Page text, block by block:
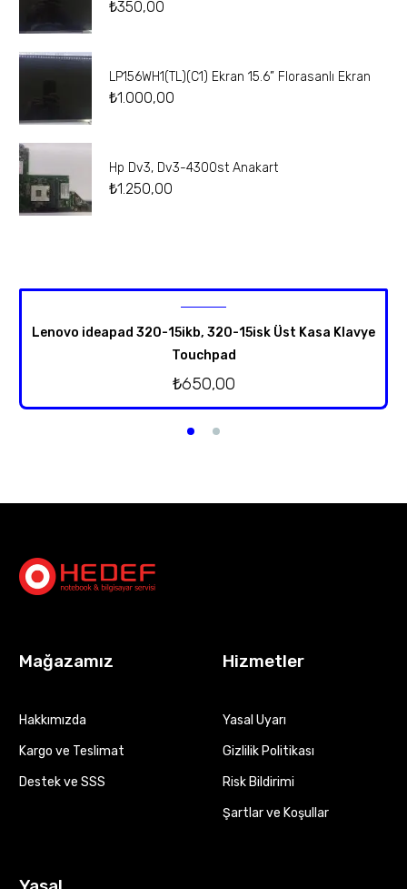
₺350,00
LP156WH1(TL)(C1) Ekran 15.6” Florasanlı Ekran
₺1.000,00
Hp Dv3, Dv3-4300st Anakart
₺1.250,00
Lenovo ideapad 320-15ikb, 320-15isk Üst Kasa Klavye
Touchpad
₺650,00
Mağazamız
Hakkımızda
Kargo ve Teslimat
Destek ve SSS
Hizmetler
Yasal Uyarı
Gizlilik Politikası
Risk Bildirimi
Şartlar ve Koşullar